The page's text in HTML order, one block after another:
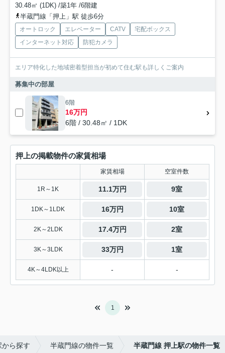
30.48㎡ (1DK) /築1年 /6階建
半蔵門線「押上」駅 徒歩6分
オートロック エレベーター CATV
宅配ボックス
インターネット対応
防犯カメラ
エリア特化した地域密着型担当が初めて住む駅も詳しくご案内
募集中の部屋
6階
16万円
6階 / 30.48㎡ / 1DK
押上の掲載物件の家賃相場
家賃相場 空室件数
1R～1K 11.1万円 9室
1DK～1LDK 16万円 10室
2K～2LDK 17.4万円 2室
3K～3LDK 33万円 1室
4K～4LDK以上 - -
1
ら探す 半蔵門線の物件一覧 半蔵門線 押上駅の物件一覧